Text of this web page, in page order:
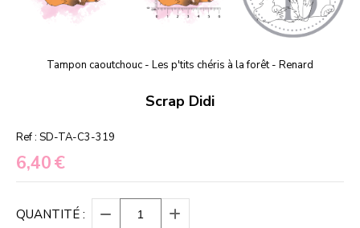
Tampon caoutchouc - Les p'tits chéris à la forêt - Renard
Scrap Didi
Ref : SD-TA-C3-319
6,40€
QUANTITÉ :